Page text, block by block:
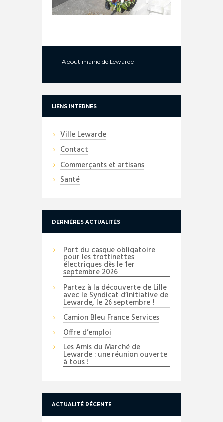
About mairie de Lewarde
LIENS INTERNES
Ville Lewarde
Contact
Commerçants et artisans
Santé
DERNIÈRES ACTUALITÉS
Port du casque obligatoire
pour les trottinettes
électriques dès le 1er
septembre 2026
Partez à la découverte de Lille
avec le Syndicat d’initiative de
Lewarde, le 26 septembre !
Camion Bleu France Services
Offre d’emploi
Les Amis du Marché de
Lewarde : une réunion ouverte
à tous !
ACTUALITÉ RÉCENTE